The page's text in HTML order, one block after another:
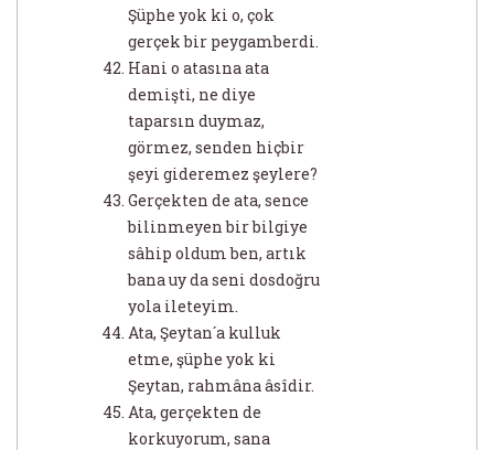
Şüphe yok ki o, çok
gerçek bir peygamberdi.
Hani o atasına ata
demişti, ne diye
taparsın duymaz,
görmez, senden hiçbir
şeyi gideremez şeylere?
Gerçekten de ata, sence
bilinmeyen bir bilgiye
sâhip oldum ben, artık
bana uy da seni dosdoğru
yola ileteyim.
Ata, Şeytan´a kulluk
etme, şüphe yok ki
Şeytan, rahmâna âsîdir.
Ata, gerçekten de
korkuyorum, sana